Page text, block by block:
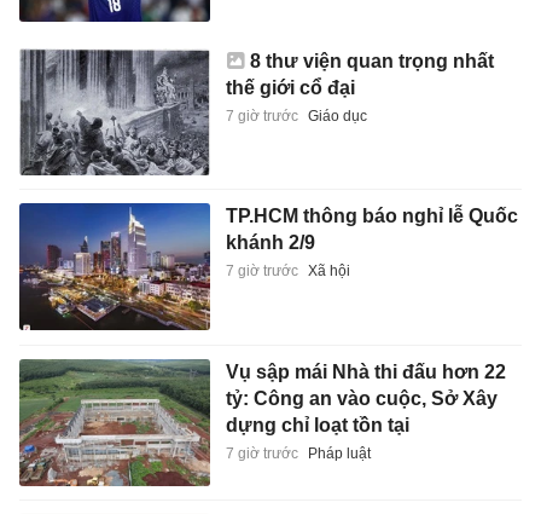
8 thư viện quan trọng nhất
thế giới cổ đại
7 giờ trước Giáo dục
TP.HCM thông báo nghỉ lễ Quốc
khánh 2/9
7 giờ trước Xã hội
Vụ sập mái Nhà thi đấu hơn 22
tỷ: Công an vào cuộc, Sở Xây
dựng chỉ loạt tồn tại
7 giờ trước Pháp luật